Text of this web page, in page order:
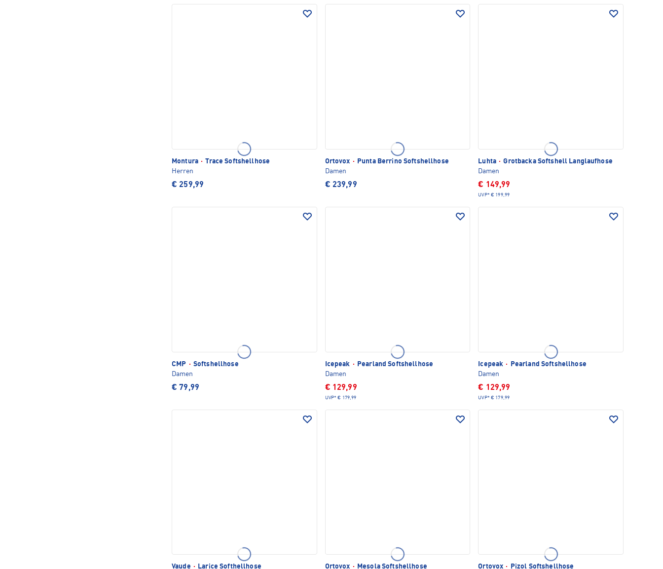
Montura · Trace Softshellhose
Herren
€ 259,99
Ortovox ·
Punta Berrino Softshellhose
Damen
€ 239,99
Luhta · Grotbacka Softshell Langlaufhose
Damen
€ 149,99
UVP* € 199,99
CMP · Softshellhose
Damen
€ 79,99
Icepeak ·
Pearland Softshellhose
Damen
€ 129,99
UVP* € 179,99
Icepeak ·
Pearland Softshellhose
Damen
€ 129,99
UVP* € 179,99
Vaude · Larice Softhellhose Ortovox · Mesola Softshellhose Ortovox · Pizol Softshellhose